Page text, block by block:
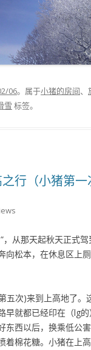
06。属于小猪的房间、
雪 标签。
行（小猪第一
”，从那天起秋天正式
向松本，在休息区上
五次)来到上高地了。
早就都已经印在（lg
东西以后，换乘低公
着棉花糖。小猪在上